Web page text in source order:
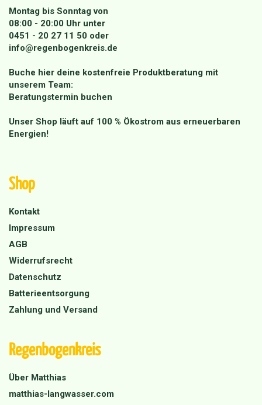
Montag bis Sonntag von
08:00 - 20:00 Uhr unter
0451 - 20 27 11 50 oder
info@regenbogenkreis.de
Buche hier deine kostenfreie Produktberatung mit
unserem Team:
Beratungstermin buchen
Unser Shop läuft auf 100 % Ökostrom aus erneuerbaren
Energien!
Shop
Kontakt
Impressum
AGB
Widerrufsrecht
Datenschutz
Batterieentsorgung
Zahlung und Versand
Regenbogenkreis
Über Matthias
matthias-langwasser.com